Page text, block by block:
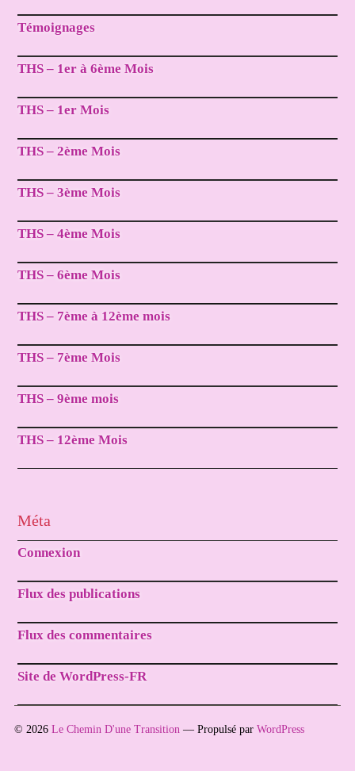
Témoignages
THS – 1er à 6ème Mois
THS – 1er Mois
THS – 2ème Mois
THS – 3ème Mois
THS – 4ème Mois
THS – 6ème Mois
THS – 7ème à 12ème mois
THS – 7ème Mois
THS – 9ème mois
THS – 12ème Mois
Méta
Connexion
Flux des publications
Flux des commentaires
Site de WordPress-FR
© 2026 Le Chemin D'une Transition — Propulsé par WordPress